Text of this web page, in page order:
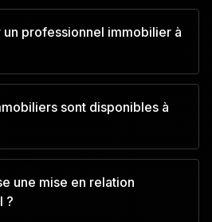
professionnel immobilier à
sont disponibles à
une mise en relation
?